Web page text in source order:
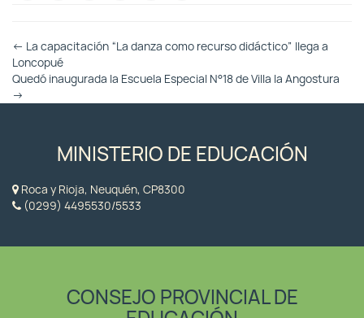
Otras
Entradas
← La capacitación “La danza como recurso didáctico” llega a
Loncopué
Quedó inaugurada la Escuela Especial N°18 de Villa la Angostura
→
MINISTERIO DE EDUCACIÓN
Roca y Rioja, Neuquén, CP8300
(0299) 4495530/5533
CONSEJO PROVINCIAL DE